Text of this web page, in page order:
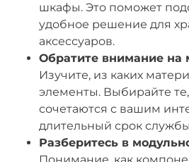
шкафы. Это поможет
удобное решение для
аксессуаров.
Обратите внимание на
Изучите, из каких
элементы. Выбирайте
сочетаются с вашим
длительный срок
Разберитесь в